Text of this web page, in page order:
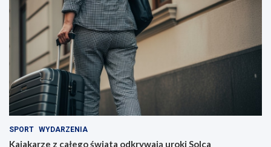
SPORT WYDARZENIA
Kajakarze z całego świata odkrywają uroki Solca